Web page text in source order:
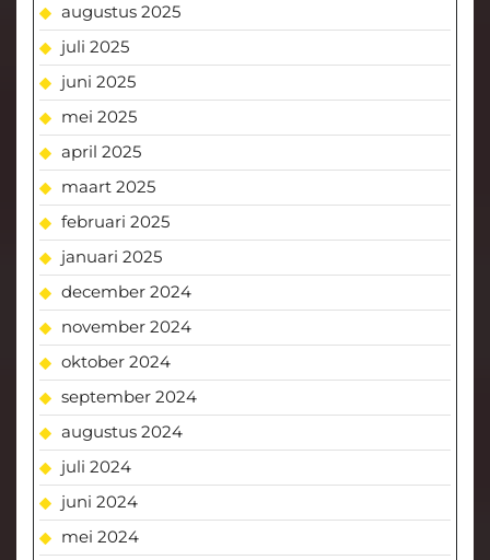
augustus 2025
juli 2025
juni 2025
mei 2025
april 2025
maart 2025
februari 2025
januari 2025
december 2024
november 2024
oktober 2024
september 2024
augustus 2024
juli 2024
juni 2024
mei 2024